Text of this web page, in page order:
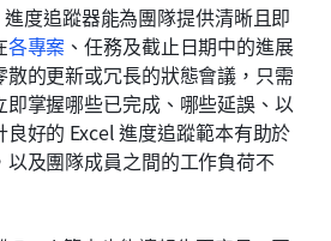
度追蹤器能為團隊提供清晰且即
各專案 、任務及截止日期中的進展
的更新或冗長的狀態會議，只需
掌握哪些已完成、哪些延誤、以
好的 Excel 進度追蹤範本有助於
及團隊成員之間的工作負荷不